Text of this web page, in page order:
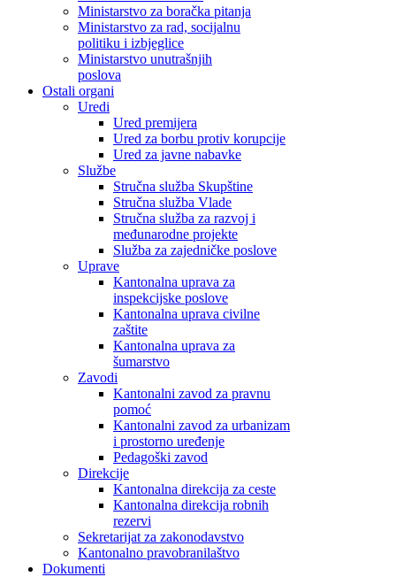
Ministarstvo za boračka pitanja
Ministarstvo za rad, socijalnu
politiku i izbjeglice
Ministarstvo unutrašnjih
poslova
Ostali organi
Uredi
Ured premijera
Ured za borbu protiv korupcije
Ured za javne nabavke
Službe
Stručna služba Skupštine
Stručna služba Vlade
Stručna služba za razvoj i
međunarodne projekte
Služba za zajedničke poslove
Uprave
Kantonalna uprava za
inspekcijske poslove
Kantonalna uprava civilne
zaštite
Kantonalna uprava za
šumarstvo
Zavodi
Kantonalni zavod za pravnu
pomoć
Kantonalni zavod za urbanizam
i prostorno uređenje
Pedagoški zavod
Direkcije
Kantonalna direkcija za ceste
Kantonalna direkcija robnih
rezervi
Sekretarijat za zakonodavstvo
Kantonalno pravobranilaštvo
Dokumenti